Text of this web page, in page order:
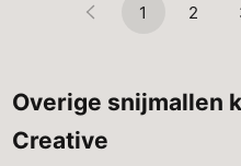
1 2
Overige snijmallen
Creative